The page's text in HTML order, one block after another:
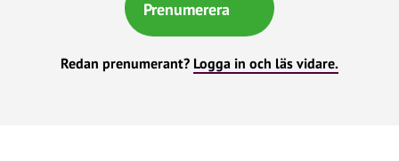
Prenumerera
Redan prenumerant? Logga in och läs vidare.